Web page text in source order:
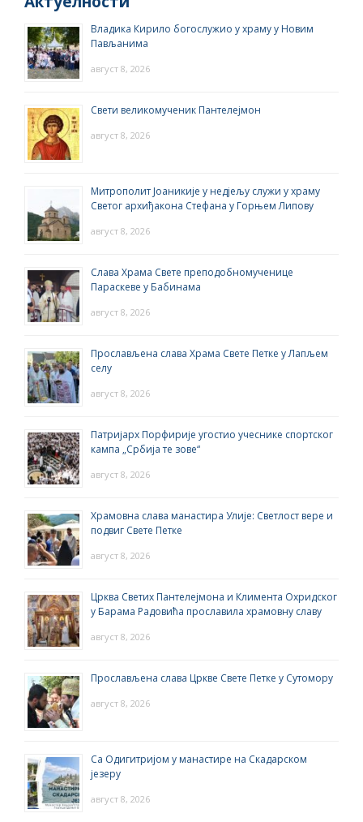
Владика Кирило богослужио у храму у Новим
Пављанима
август 8, 2026
Свети великомученик Пантелејмон
август 8, 2026
Митрополит Јоаникије у недјељу служи у храму
Светог архиђакона Стефана у Горњем Липову
август 8, 2026
Слава Храма Свете преподобномученице
Параскеве у Бабинама
август 8, 2026
Прослављена слава Храма Свете Петке у Лапљем
селу
август 8, 2026
Патријарх Порфирије угостио учеснике спортског
кампа „Србија те зове“
август 8, 2026
Храмовна слава манастира Улије: Светлост вере и
подвиг Свете Петке
август 8, 2026
Црква Светих Пантелејмона и Климента Охридског
у Барама Радовића прославила храмовну славу
август 8, 2026
Прослављена слава Цркве Свете Петке у Сутомору
август 8, 2026
Са Одигитријом у манастире на Скадарском
језеру
август 8, 2026